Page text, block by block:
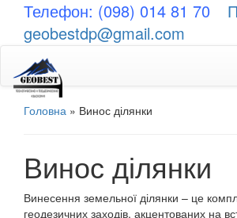
Телефон: (098) 014 81 70
geobestdp@gmail.com
Головна » Винос ділянки
Винос ділянки
Винесення земельної ділянки – це
геодезичних заходів, акцентованих на